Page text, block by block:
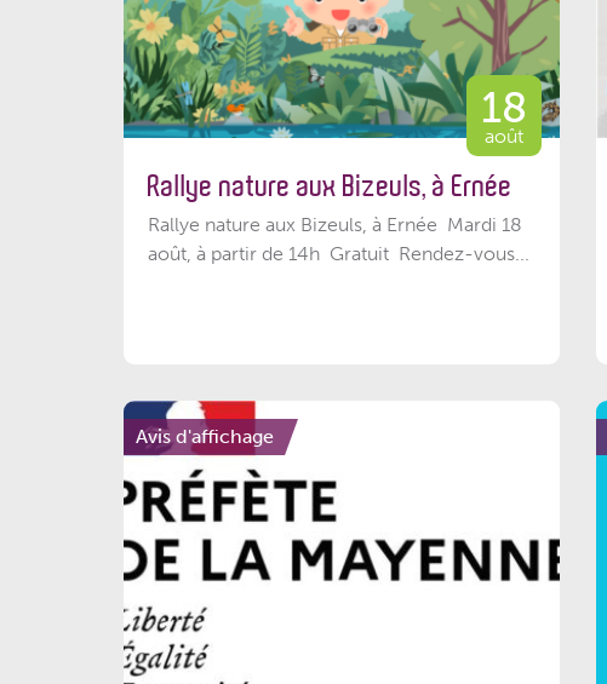
18
août
Rallye nature aux Bizeuls, à Ernée
Rallye nature aux Bizeuls, à Ernée Mardi 18
août, à partir de 14h Gratuit Rendez-vous...
Avis d'affichage